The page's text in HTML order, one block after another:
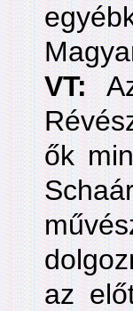
VT:
ők
az